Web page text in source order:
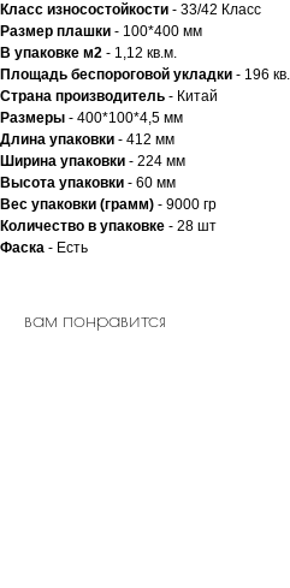
Класс износостойкости - 33/42 Класс
Размер плашки - 100*400 мм
В упаковке м2 - 1,12 кв.м.
Площадь беспороговой укладки - 196
Страна производитель - Китай
Размеры - 400*100*4,5 мм
Длина упаковки - 412 мм
Ширина упаковки - 224 мм
Высота упаковки - 60 мм
Вес упаковки (грамм) - 9000 гр
Количество в упаковке - 28 шт
Фаска - Есть
вам понравится